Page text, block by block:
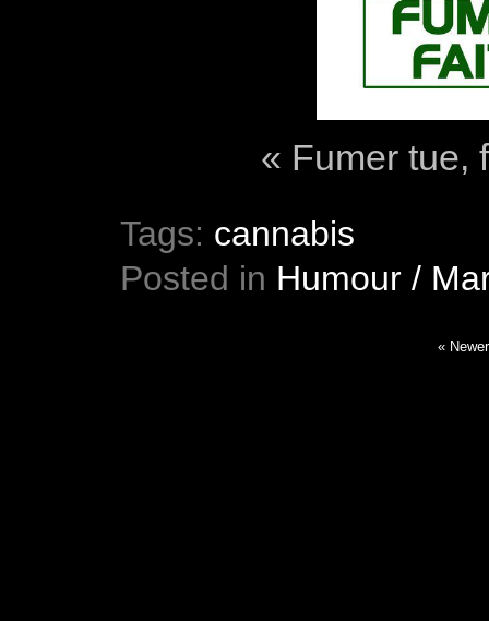
« Fumer tue,
Tags: cannabis
Posted in Humour /
«